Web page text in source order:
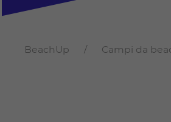
BeachUp Campi da